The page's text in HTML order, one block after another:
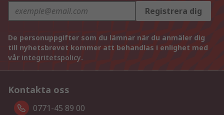
Registrera dig
De personuppgifter som du lämnar när du anmäler dig
till nyhetsbrevet kommer att behandlas i enlighet med
vår integritetspolicy.
Kontakta oss
0771-45 89 00